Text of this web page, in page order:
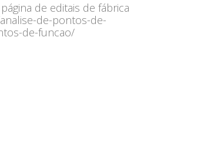
de editais de fábrica
de-pontos-de-
de-funcao/